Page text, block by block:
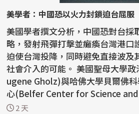
美學者：中國恐以火力封鎖迫台屈
美國學者撰文分析，中國恐對台採
略，發射飛彈打擊並癱瘓台灣港口
迫使台灣投降，同時避免直接波及
社會介入的可能。 美國聖母大學政治學副教授高爾茨(E
ugene Gholz)與哈佛大學貝爾佛
心(Belfer Center for Science
rs...2 天